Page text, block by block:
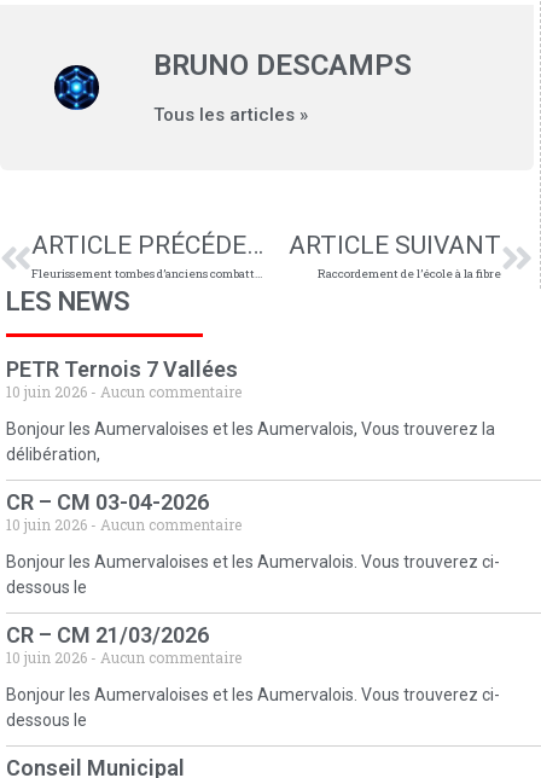
BRUNO DESCAMPS
Tous les articles »
ARTICLE PRÉCÉDENT
Fleurissement tombes d’anciens combattants
ARTICLE SUIVANT
Raccordement de l’école à la fibre
LES NEWS
PETR Ternois 7 Vallées
10 juin 2026
Aucun commentaire
Bonjour les Aumervaloises et les Aumervalois, Vous trouverez la
délibération,
CR – CM 03-04-2026
10 juin 2026
Aucun commentaire
Bonjour les Aumervaloises et les Aumervalois. Vous trouverez ci-
dessous le
CR – CM 21/03/2026
10 juin 2026
Aucun commentaire
Bonjour les Aumervaloises et les Aumervalois. Vous trouverez ci-
dessous le
Conseil Municipal